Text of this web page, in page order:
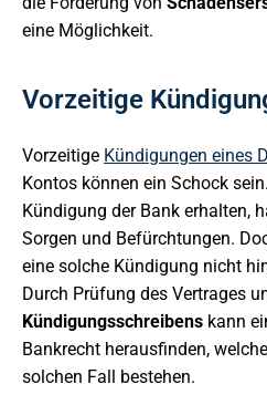
eine Möglichkeit.
Vorzeitige
Vorzeitige Kündigungen eines
Kontos können ein Schock
Kündigung der Bank erhalten,
Sorgen und Befürchtungen.
eine solche Kündigung nicht
Durch Prüfung des Vertrages
Kündigungsschreibens kann
Bankrecht herausfinden,
solchen Fall bestehen.